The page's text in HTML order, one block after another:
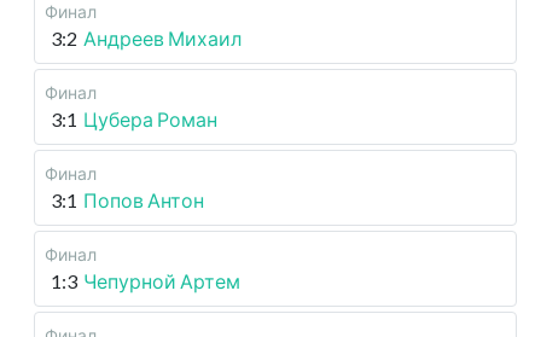
Финал
3:2 Андреев Михаил
Финал
3:1 Цубера Роман
Финал
3:1 Попов Антон
Финал
1:3 Чепурной Артем